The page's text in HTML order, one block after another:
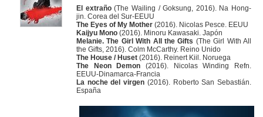
El extraño(The Wailing / Goksung, 2016). Na Hong-
jin. Corea del Sur-EEUU
The Eyes of My Mother (2016). Nicolas Pesce. EEUU
Kaijyu Mono (2016). Minoru Kawasaki. Japón
Melanie. The Girl With All the Gifts (The Girl With All
the Gifts, 2016). Colm McCarthy. Reino Unido
The House / Huset (2016). Reinert Kiil. Noruega
The Neon Demon (2016). Nicolas Winding Refn.
EEUU-Dinamarca-Francia
La noche del virgen (2016). Roberto San Sebastián.
España